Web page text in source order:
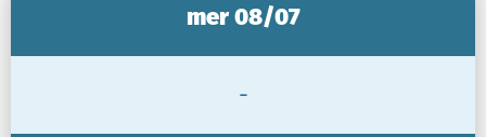
mer 08/07
-